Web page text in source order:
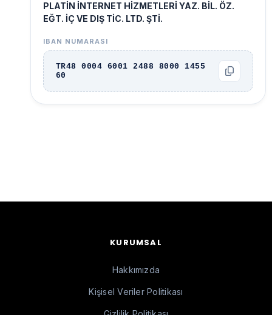
PLATİN İNTERNET HİZMETLERİ YAZ. BİL. ÖZ.
EĞT. İÇ VE DIŞ TİC. LTD. ŞTİ.
IBAN NUMARASI
TR48 0004 6001 2488 8000 1455
60
KURUMSAL
Hakkımızda
Kişisel Veriler Politikası